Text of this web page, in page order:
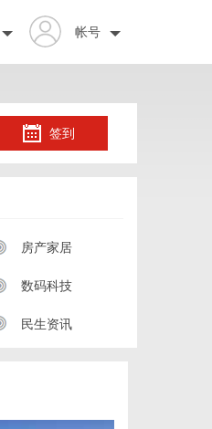
帐号
签到
房产家居
数码科技
民生资讯